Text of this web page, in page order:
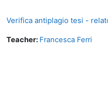
Verifica antiplagio tesi -
Teacher: Francesca Ferri